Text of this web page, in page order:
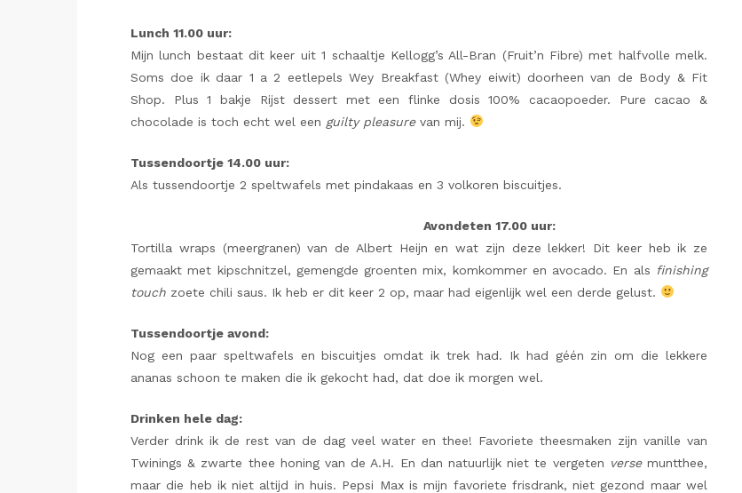
Lunch 11.00 uur:
Mijn lunch bestaat dit keer uit 1 schaaltje Kellogg’s All-Bran (Fruit’n Fibre) met halfvolle melk.
Soms doe ik daar 1 a 2 eetlepels Wey Breakfast (Whey eiwit) doorheen van de Body & Fit
Shop. Plus 1 bakje Rijst dessert met een flinke dosis 100% cacaopoeder. Pure cacao &
chocolade is toch echt wel een guilty pleasurevan mij.
Tussendoortje 14.00 uur:
Als tussendoortje 2 speltwafels met pindakaas en 3 volkoren biscuitjes.
Avondeten 17.00 uur:
Tortilla wraps (meergranen) van de Albert Heijn en wat zijn deze lekker! Dit keer heb ik ze
gemaakt met kipschnitzel, gemengde groenten mix, komkommer en avocado. En als finishing
touch zoete chili saus. Ik heb er dit keer 2 op, maar had eigenlijk wel een derde gelust.
Tussendoortje avond:
Nog een paar speltwafels en biscuitjes omdat ik trek had. Ik had géén zin om die lekkere
ananas schoon te maken die ik gekocht had, dat doe ik morgen wel.
Drinken hele dag:
Verder drink ik de rest van de dag veel water en thee! Favoriete theesmaken zijn vanille van
Twinings & zwarte thee honing van de A.H. En dan natuurlijk niet te vergeten versemuntthee,
maar die heb ik niet altijd in huis. Pepsi Max is mijn favoriete frisdrank, niet gezond maar wel